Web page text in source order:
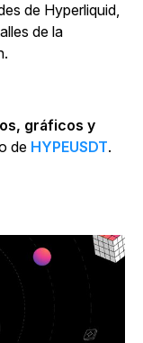
de Hyperliquid,
de la
gráficos y
de HYPEUSDT.